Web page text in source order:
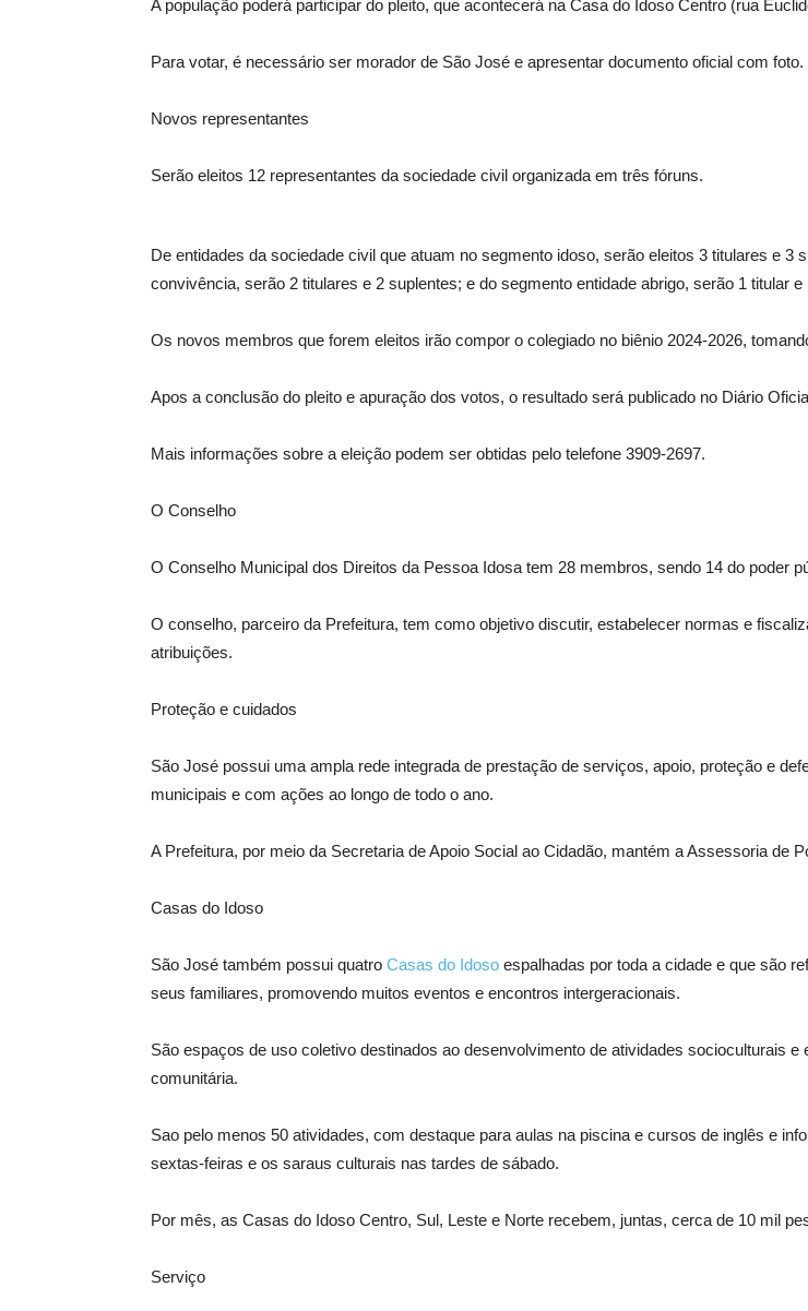
A população poderá participar do pleito, que acontecerá na Casa do Idoso Centro (rua
Para votar, é necessário ser morador de São José e apresentar documento oficial com foto.
Novos representantes
Serão eleitos 12 representantes da sociedade civil organizada em três fóruns.
De entidades da sociedade civil que atuam no segmento idoso, serão eleitos 3 titulares e
convivência, serão 2 titulares e 2 suplentes; e do segmento entidade abrigo, serão 1 titular e
Os novos membros que forem eleitos irão compor o colegiado no biênio 2024-2026,
Apos a conclusão do pleito e apuração dos votos, o resultado será publicado no Diário
Mais informações sobre a eleição podem ser obtidas pelo telefone 3909-2697.
O Conselho
O Conselho Municipal dos Direitos da Pessoa Idosa tem 28 membros, sendo 14 do poder
O conselho, parceiro da Prefeitura, tem como objetivo discutir, estabelecer normas e
atribuições.
Proteção e cuidados
São José possui uma ampla rede integrada de prestação de serviços, apoio, proteção e
municipais e com ações ao longo de todo o ano.
A Prefeitura, por meio da Secretaria de Apoio Social ao Cidadão, mantém a Assessoria de
Casas do Idoso
São José também possui quatro Casas do Idoso espalhadas por toda a cidade e que são
seus familiares, promovendo muitos eventos e encontros intergeracionais.
São espaços de uso coletivo destinados ao desenvolvimento de atividades socioculturais
comunitária.
Sao pelo menos 50 atividades, com destaque para aulas na piscina e cursos de inglês e
sextas-feiras e os saraus culturais nas tardes de sábado.
Por mês, as Casas do Idoso Centro, Sul, Leste e Norte recebem, juntas, cerca de 10 mil
Serviço